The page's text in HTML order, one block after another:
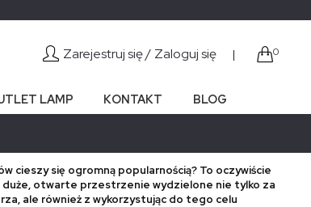
Zarejestruj się / Zaloguj się | 0
LAMP KONTAKT BLOG
cieszy się ogromną popularnością? To oczywiście
otwarte przestrzenie wydzielone nie tylko za
ale również z wykorzystując do tego celu